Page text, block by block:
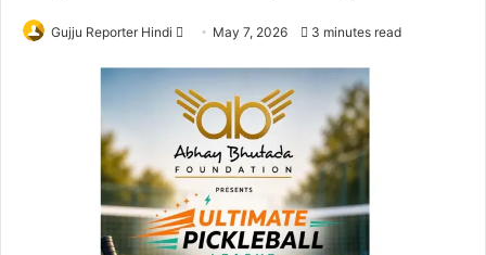
Gujju Reporter Hindi
n
d
n
e
m
a
May 7, 2026 3 minutes read